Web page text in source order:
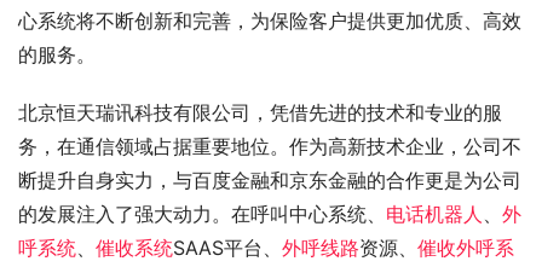
心系统将不断创新和完善，为保险客户提供更加优质、高效
的服务。
北京恒天瑞讯科技有限公司，凭借先进的技术和专业的服
务，在通信领域占据重要地位。作为高新技术企业，公司不
断提升自身实力，与百度金融和京东金融的合作更是为公司
的发展注入了强大动力。在呼叫中心系统、 电话机器人
外
呼系统
催收系统SAAS平台、 外呼线路资源、 催收外呼系